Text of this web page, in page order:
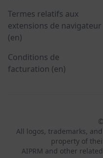
Termes relatifs aux
extensions de navigateur
(en)
Conditions de
facturation (en)
All logos, trademarks,
property of
AIPRM and other